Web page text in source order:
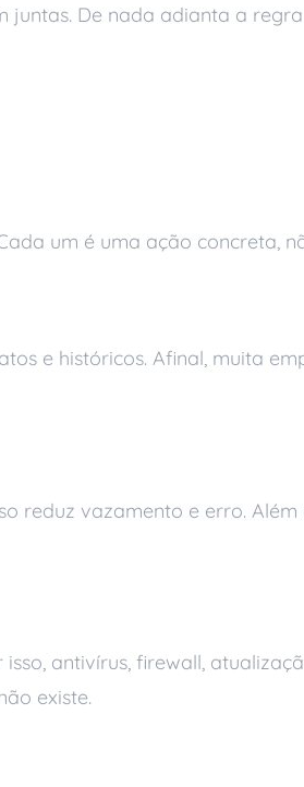
De nada adianta a
um é uma ação concreta,
e históricos. Afinal, muita
reduz vazamento e erro. Além
antivírus, firewall,
existe.